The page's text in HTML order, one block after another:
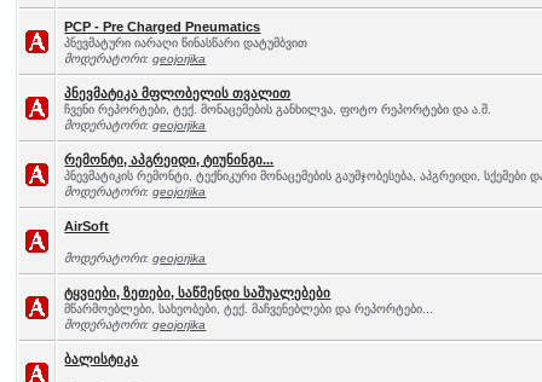
PCP - Pre Charged Pneumatics
პნევმატური იარაღი წინასწარი დატუმბვით
მოდერატორი:geojorjika
პნევმატიკა მფლობელის თვალით
ჩვენი რეპორტები, ტექ. მონაცემების განხილვა, ფოტო რეპორტები და ა.შ.
მოდერატორი:geojorjika
რემონტი, აპგრეიდი, ტიუნინგი...
პნევმატიკის რემონტი, ტექნიკური მონაცემების გაუმჯობესება, აპგრეიდი, სქემები
მოდერატორი:geojorjika
AirSoft
მოდერატორი:geojorjika
ტყვიები, ზეთები, საწმენდი საშუალებები
მწარმოებლები, სახეობები, ტექ. მაჩვენებლები და რეპორტები...
მოდერატორი:geojorjika
ბალისტიკა